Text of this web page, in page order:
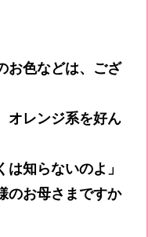
お色などは、ござ
レンジ系を好ん
知らないのよ」
のお母さまですか